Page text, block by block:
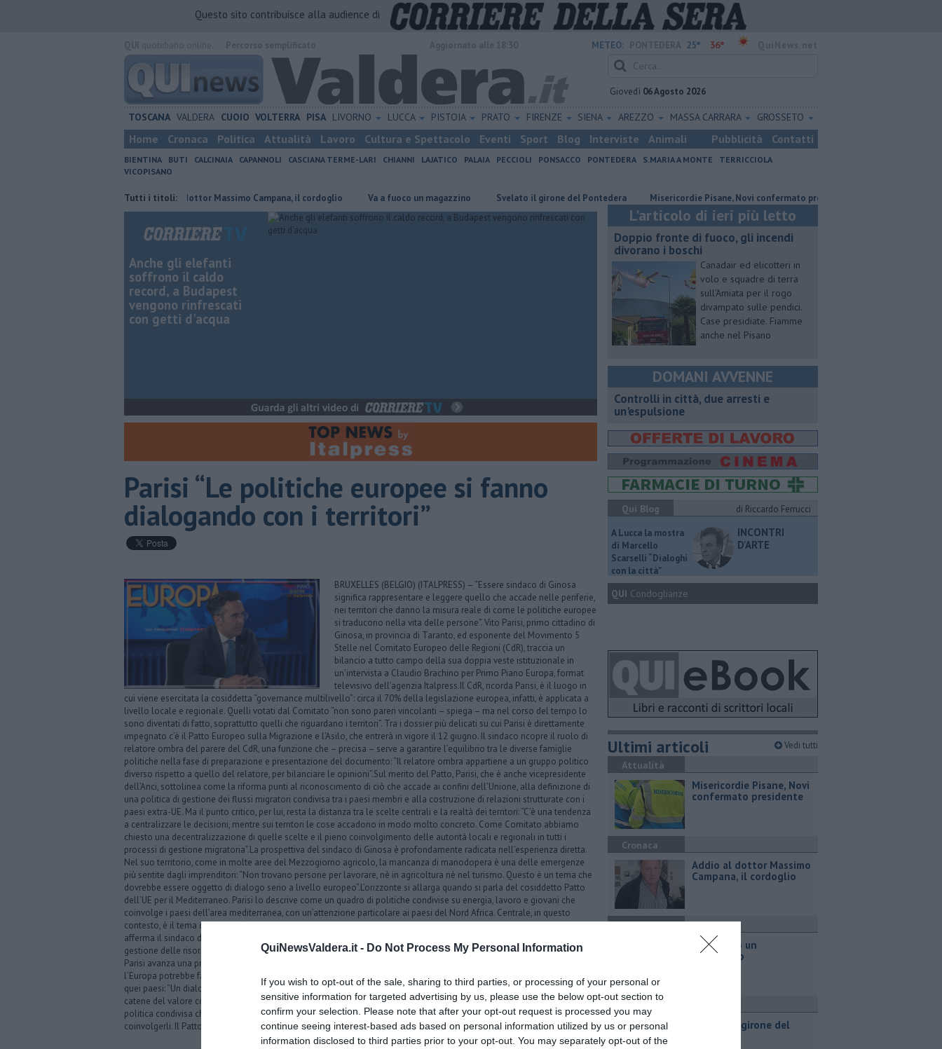
QuiNewsValdera.it - Do Not Process My Personal Information
If you wish to opt-out of the sale, sharing to third parties, or processing of your personal or
sensitive information for targeted advertising by us, please use the below opt-out section to
confirm your selection. Please note that after your opt-out request is processed you may
continue seeing interest-based ads based on personal information utilized by us or personal
information disclosed to third parties prior to your opt-out. You may separately opt-out of the
Questo sito contribuisce alla audience di
METEO: 25° 36°
Giovedì 06 Agosto 2026
TOSCANA VALDERA CUOIO VOLTERRA PISA LIVORNO LUCCA PISTOIA PRATO FIRENZE SIENA AREZZO MASSA CARRARA GROSSETO
Home Cronaca Politica Attualità Lavoro Cultura e Spettacolo Eventi Sport Blog Interviste Animali Pubblicità Contatti
BIENTINA BUTI CALCINAIA CAPANNOLI CASCIANA TERME-LARI CHIANNI LAJATICO PALAIA PECCIOLI PONSACCO PONTEDERA S.MARIA A MONTE
TERRICCIOLA
VICOPISANO
Tutti i titoli:
Addio al dottor Massimo Campana, il cordoglio Va a fuoco un magazzino Svelato il girone del Pontedera Misericordie Pisane, Novi confermato presidente
Anche gli elefanti
soffrono il caldo
record, a Budapest
vengono rinfrescati
con getti d'acqua
Parisi “Le politiche europee si fanno
dialogando con i territori”
BRUXELLES (BELGIO) (ITALPRESS) – “Essere sindaco di Ginosa
significa rappresentare e leggere quello che accade nelle periferie,
nei territori che danno la misura reale di come le politiche europee
si traducono nella vita delle persone”. Vito Parisi, primo cittadino di
Ginosa, in provincia di Taranto, ed esponente del Movimento 5
Stelle nel Comitato Europeo delle Regioni (CdR), traccia un
bilancio a tutto campo della sua doppia veste istituzionale in
un’intervista a Claudio Brachino per Primo Piano Europa, format
televisivo dell’agenzia Italpress.Il CdR, ricorda Parisi, è il luogo in
cui viene esercitata la cosiddetta “governance multilivello”: circa il 70% della legislazione europea, infatti, è applicata a
livello locale e regionale. Quelli votati dal Comitato “non sono pareri vincolanti – spiega – ma nel corso del tempo lo
sono diventati di fatto, soprattutto quelli che riguardano i territori”. Tra i dossier più delicati su cui Parisi è direttamente
impegnato c’è il Patto Europeo sulla Migrazione e l’Asilo, che entrerà in vigore il 12 giugno. Il sindaco ricopre il ruolo di
relatore ombra del parere del CdR, una funzione che – precisa – serve a garantire l’equilibrio tra le diverse famiglie
politiche nella fase di preparazione e presentazione del documento: “Il relatore ombra appartiene a un gruppo politico
diverso rispetto a quello del relatore, per bilanciare le opinioni”.Sul merito del Patto, Parisi, che è anche vicepresidente
dell’Anci, sottolinea come la riforma punti al riconoscimento di ciò che accade ai confini dell’Unione, alla definizione di
una politica di gestione dei flussi migratori condivisa tra i paesi membri e alla costruzione di relazioni strutturate con i
paesi extra-UE. Ma il punto critico, per lui, resta la distanza tra le scelte centrali e la realtà dei territori: “C’è una tendenza
a centralizzare le decisioni, mentre sui territori le cose accadono in modo molto concreto. Come Comitato abbiamo
chiesto una decentralizzazione di quelle scelte e il pieno coinvolgimento delle autorità locali e regionali in tutti i
processi di gestione migratoria”.La prospettiva del sindaco di Ginosa è profondamente radicata nell’esperienza diretta.
Nel suo territorio, come in molte aree del Mezzogiorno agricolo, la mancanza di manodopera è una delle emergenze
più sentite dagli imprenditori: “Non trovano persone per lavorare, nè in agricoltura nè nel turismo. Questo è un tema che
dovrebbe essere oggetto di dialogo serio a livello europeo”.L’orizzonte si allarga quando si parla del cosiddetto Patto
dell’UE per il Mediterraneo. Parisi lo descrive come un quadro di politiche condivise su energia, lavoro e giovani che
coinvolge i paesi dell’area mediterranea, con un’attenzione particolare ai paesi del Nord Africa. Centrale, in questo
contesto, è il tema dell’acqua. “La siccità è un problema che riguarda il Nord Africa come molte regioni del sud Europa –
afferma il sindaco di Ginosa -. Noi quest’anno abbiamo avuto problemi, così come ne abbiamo avuti l’anno scorso. La
gestione delle risorse idriche è un tema non banale che deve entrare nelle politiche condivise”.Sul versante agricolo,
Parisi avanza una proposta ambiziosa: anzichè subire la concorrenza dei prodotti provenienti dai paesi del Nord Africa,
l’Europa potrebbe favorire, attraverso un dialogo istituzionale strutturato, l’estensione delle proprie produzioni anche in
quei paesi: “Un dialogo serio potrebbe portare a esportare non solo merci, ma modelli produttivi, standard qualitativi e
catene del valore condivise. Questa è la direzione giusta”.Nell’intervista spazio anche al tema dei giovani. “Serve una
politica condivisa che non parli solo di lavoro in senso astratto, ma che si interroghi su cosa vogliono i giovani e come
coinvolgerli. Il Patto per il Mediterraneo deve rispondere anche a questa domanda”. – Foto Italpress – (ITALPRESS).
L'articolo di ieri più letto
Doppio fronte di fuoco, gli incendi
divorano i boschi
Canadair ed elicotteri in
volo e squadre di terra
sull'Amiata per il rogo
divampato sulle pendici.
Case presidiate. Fiamme
anche nel Pisano
DOMANI AVVENNE
Controlli in città, due arresti e
un'espulsione
Qui Blog
di Riccardo Ferrucci
A Lucca la mostra
di Marcello
Scarselli “Dialoghi
con la città"
INCONTRI
D'ARTE
QUI Condoglianze
Ultimi articoli Vedi tutti
Attualità
Misericordie Pisane, Novi
confermato presidente
Cronaca
Addio al dottor Massimo
Campana, il cordoglio
Attualità
Va a fuoco un
magazzino
Svelato il girone del